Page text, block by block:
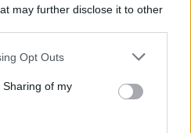
may further disclose it to other
Opt Outs
of my
für erfolgreiche
mit internationalem Team
je nach Projekt